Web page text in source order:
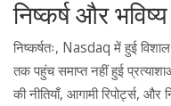
निष्कर्ष और
निष्कर्षतः, Nasdaq में हुई
तक पहुंच समाप्त नहीं हुई
की नीतियाँ, आगामी रिपोर्ट्स,